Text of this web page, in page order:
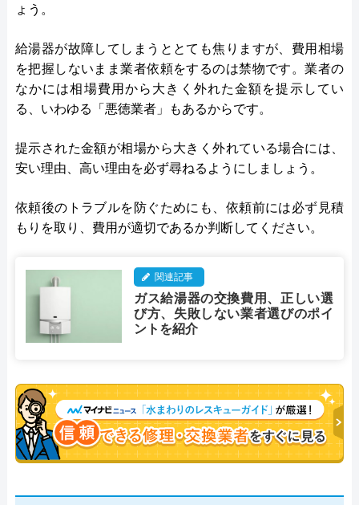
ょう。
給湯器が故障してしまうととても焦りますが、費用相場
を把握しないまま業者依頼をするのは禁物です。業者の
なかには相場費用から大きく外れた金額を提示してい
る、いわゆる「悪徳業者」もあるからです。
提示された金額が相場から大きく外れている場合には、
安い理由、高い理由を必ず尋ねるようにしましょう。
依頼後のトラブルを防ぐためにも、依頼前には必ず見積
もりを取り、費用が適切であるか判断してください。
関連記事
ガス給湯器の交換費用、正しい選
び方、失敗しない業者選びのポイ
ントを紹介